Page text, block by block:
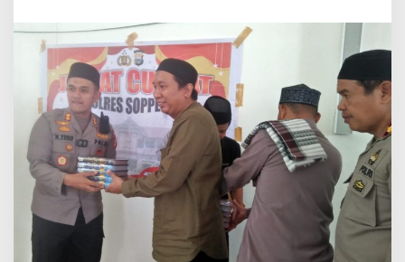
r
h
a
t
K
a
p
o
l
r
e